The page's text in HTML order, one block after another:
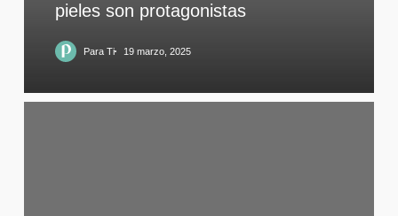
pieles son protagonistas
Para Ti 19 marzo, 2025